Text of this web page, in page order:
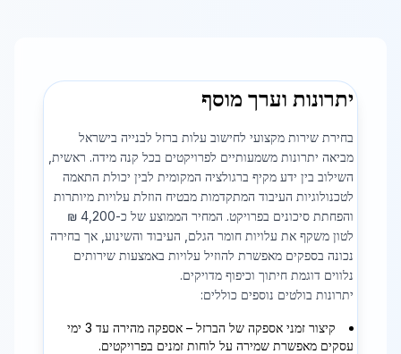
יתרונות וערך מוסף
בחירת שירות מקצועי לחישוב עלות ברזל לבנייה בישראל
מביאה יתרונות משמעותיים לפרויקטים בכל קנה מידה. ראשית,
השילוב בין ידע מקיף ברגולציה המקומית לבין יכולת התאמה
לטכנולוגיות העיבוד המתקדמות מבטיח הוזלת עלויות מיותרות
והפחתת סיכונים בפרויקט. המחיר הממוצע של כ-4,200 ₪
לטון משקף את עלויות חומר הגלם, העיבוד והשינוע, אך בחירה
נכונה בספקים מאפשרת להוזיל עלויות באמצעות שירותים
נלווים דוגמת חיתוך וכיפוף מדויקים.
יתרונות בולטים נוספים כוללים:
קיצור זמני אספקה של הברזל – אספקה מהירה עד 3 ימי
עסקים מאפשרת שמירה על לוחות זמנים בפרויקטים.